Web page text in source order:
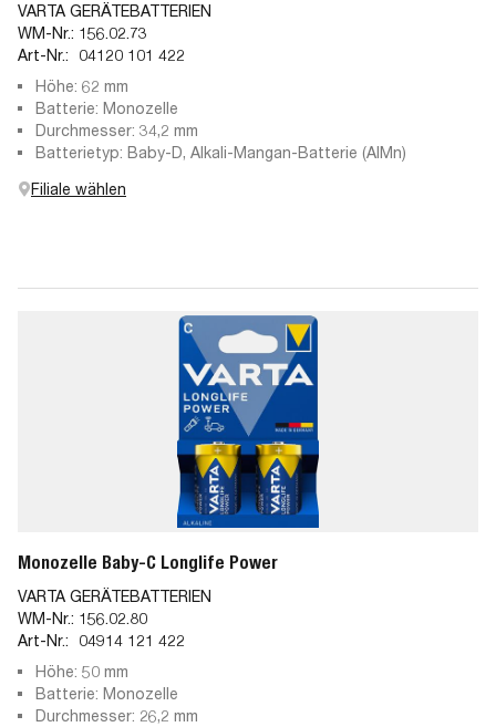
VARTA GERÄTEBATTERIEN
WM-Nr.: 156.02.73
Art-Nr.:
04120 101 422
Höhe: 62 mm
Batterie: Monozelle
Durchmesser: 34,2 mm
Batterietyp: Baby-D, Alkali-Mangan-Batterie (AlMn)
Filiale wählen
Monozelle Baby-C Longlife Power
VARTA GERÄTEBATTERIEN
WM-Nr.: 156.02.80
Art-Nr.:
04914 121 422
Höhe: 50 mm
Batterie: Monozelle
Durchmesser: 26,2 mm